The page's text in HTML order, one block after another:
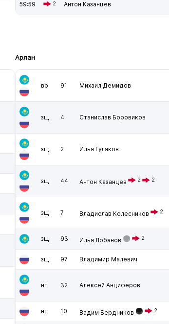
59:59 2 Антон Казанцев
Арлан
вр 91 Михаил Демидов
зщ 4 Станислав Боровиков
зщ 2 Илья Гуляков
зщ 44 Антон Казанцев 2 2
зщ 7 Владислав Колесников 2
зщ 93 Илья Лобанов 2
зщ 97 Владимир Малевич
нп 32 Алексей Анциферов
нп 10 Вадим Бердников 2